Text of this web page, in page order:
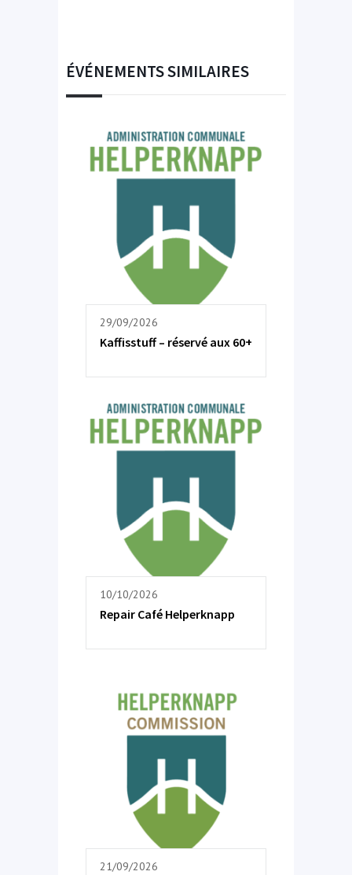
ÉVÉNEMENTS SIMILAIRES
29/09/2026
Kaffisstuff – réservé aux 60+
10/10/2026
Repair Café Helperknapp
21/09/2026